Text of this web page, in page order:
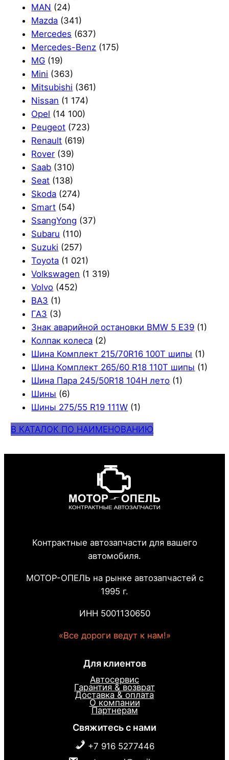
MAN (24)
Mazda (341)
Mercedes (637)
Mercedes-Benz (175)
MG (19)
Mini (363)
Mitsubishi (361)
Nissan (1 174)
Opel (14 100)
Peugeot (723)
Renault (619)
Rover (39)
Saab (310)
Seat (138)
Skoda (274)
Smart (54)
SsangYong (37)
Subaru (110)
Suzuki (257)
Toyota (1 021)
Volkswagen (1 319)
Volvo (452)
ВАЗ (1)
ГАЗ (3)
Знак аварийной остановки BMW 5 E39 (1)
Колпак колеса (2)
Шина Комплект 215/70R16 100T шипы (1)
Шина Комплект 265/60 R18 110T шипы (1)
Шина Пара 245/50R18 104H лето (1)
Шины (6)
Шины 275/55 R19 111W (1)
В КАТАЛОК ПО НАИМЕНОВАНИЮ
Контрактные автозапчасти для вашего
автомобиля.
МОТОР-ОПЕЛЬ на рынке автозапчастей с
1995 г.
ИНН 5001130650
«Все дороги ведут к нам!»
Для клиентов
Автосервис
Гарантия & возврат
Доставка & оплата
О компании
Партнерам
Свяжитесь с нами
+7 916 5277446